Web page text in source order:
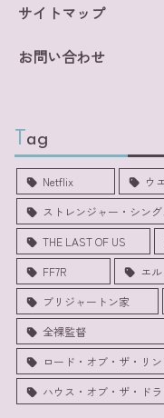
サイトマップ
お問い合わせ
Tag
Netflix ウ
ストレンジャー・シング
THE LAST OF US
FF7R
エ
ブリジャートン家
全裸監督
ロード・オブ・ザ・リ
ハウス・オブ・ザ・ド